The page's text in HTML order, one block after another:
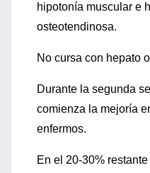
hipotonía muscular e
osteotendinosa.
No cursa con hepato
Durante la segunda
comienza la mejoría
enfermos.
En el 20-30%